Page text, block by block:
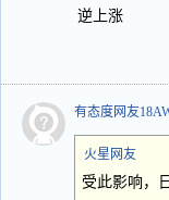
逆上涨
有态度网友
火星网友
受此影响，